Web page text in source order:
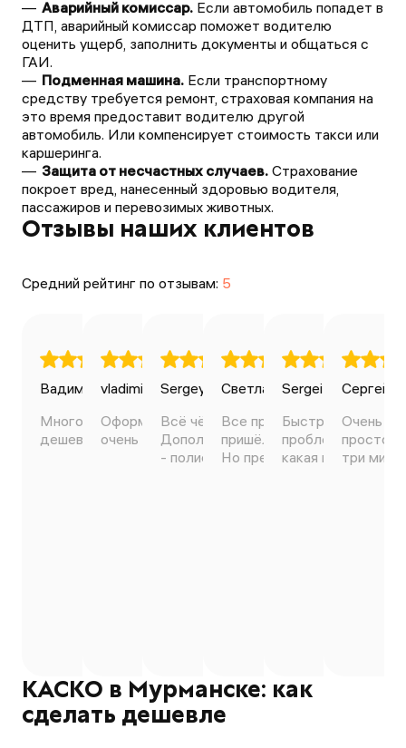
Аварийный комиссар. Если автомобиль попадет в
ДТП, аварийный комиссар поможет водителю
оценить ущерб, заполнить документы и общаться с
ГАИ.
Подменная машина. Если транспортному
средству требуется ремонт, страховая компания на
это время предоставит водителю другой
автомобиль. Или компенсирует стоимость такси или
каршеринга.
Защита от несчастных случаев. Страхование
покроет вред, нанесенный здоровью водителя,
пассажиров и перевозимых животных.
Отзывы наших клиентов
Средний рейтинг по отзывам: 5
Вадим Ильин
27.04.2025
Много вариантов сделать
дешевле, быстрое оформление.
vladimir bondarenko
28.04.2025
Оформил всё самостоятельно,
очень понравилось 😊
Sergey Avdeev
20.01.2025
Всё чётко, понятно, оперативно.
Дополню, если кто сомневается
- полисы официальные 100%))
Светлана
Все прошло быстро. Полис
пришёл на электронную
Но предложений мало.
Sergei Volkov
Быстро, чётко,
проблем
какая мне более
Сергей
Очень
просто
три
КАСКО в Мурманске: как
сделать дешевле